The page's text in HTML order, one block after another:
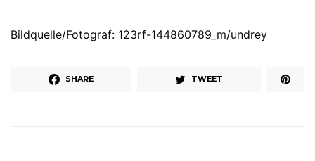
Bildquelle/Fotograf: 123rf-144860789_m/undrey
SHARE TWEET